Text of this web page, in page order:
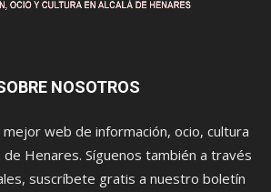
NOSOTROS
mejor web de información, ocio, cultura
Henares. Síguenos también a través
suscríbete gratis a nuestro boletín